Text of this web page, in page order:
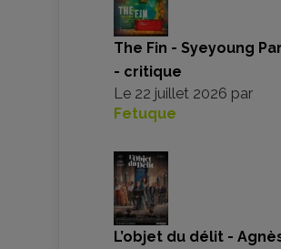
The Fin - Syeyoung
- critique
Le 22 juillet 2026 par
Fetuque
L’objet du délit -